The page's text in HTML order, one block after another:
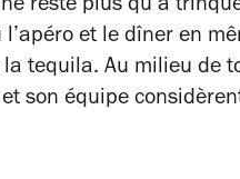
ne reste plus qu’à
l’apéro et le dîner en
tequila. Au milieu de
son équipe